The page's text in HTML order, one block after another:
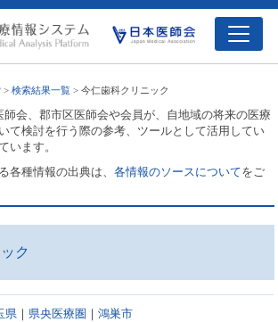
>検索結果一覧 > 今仁歯科クリニック
師会、郡市区医師会や会員が、自地域の将来の医療
て検討を行う際の参考、ツールとして活用してい
います。
各種情報の出典は、各情報のソースについてをご
ク
県 ｜ 県央医療圏 ｜鴻巣市